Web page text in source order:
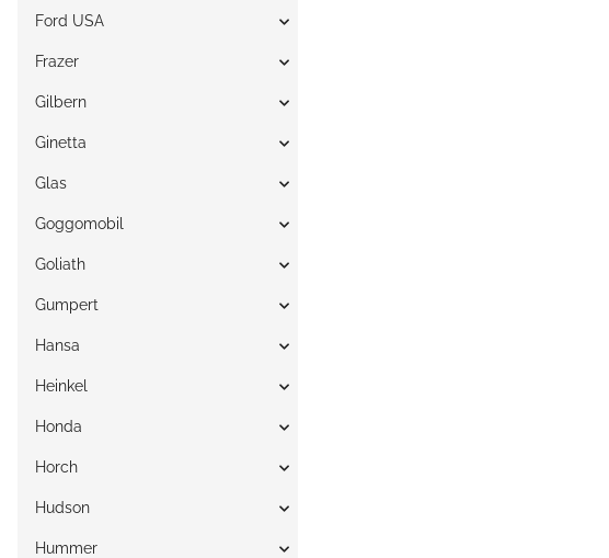
Ford USA
Frazer
Gilbern
Ginetta
Glas
Goggomobil
Goliath
Gumpert
Hansa
Heinkel
Honda
Horch
Hudson
Hummer